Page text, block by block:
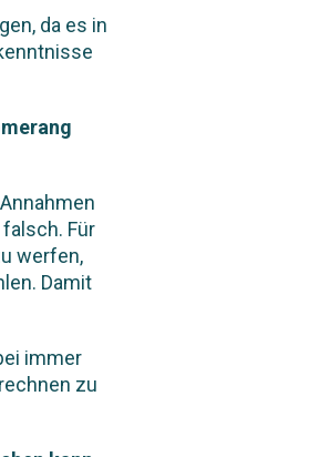
da es in
Für
werfen,
Damit
immer
zu